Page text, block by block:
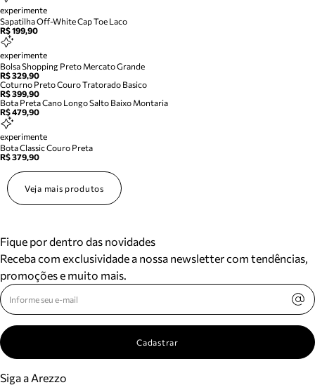
experimente
Sapatilha Off-White Cap Toe Laco
R$ 199,90
experimente
Bolsa Shopping Preto Mercato Grande
R$ 329,90
Coturno Preto Couro Tratorado Basico
R$ 399,90
Bota Preta Cano Longo Salto Baixo Montaria
R$ 479,90
experimente
Bota Classic Couro Preta
R$ 379,90
Veja mais produtos
Fique por dentro das novidades
Receba com exclusividade a nossa newsletter com tendências,
promoções e muito mais.
Cadastrar
Siga a Arezzo